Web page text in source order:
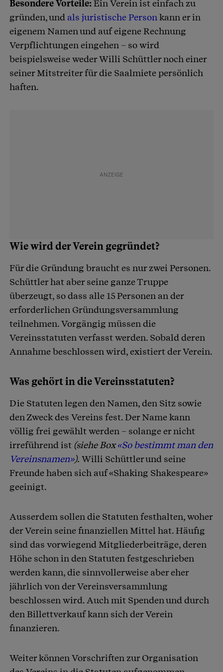
Besondere Vorteile:Ein Verein ist einfach zu
gründen, und als juristische Personkann er in
eigenem Namen und auf eigene Rechnung
Verpflichtungen eingehen – so wird
beispielsweise weder Willi Schüttler noch einer
seiner Mitstreiter für die Saalmiete persönlich
haften.
Wie wird der Verein gegründet?
Für die Gründung braucht es nur zwei Personen.
Schüttler hat aber seine ganze Truppe
überzeugt, so dass alle 15 Personen an der
erforderlichen Gründungsversammlung
teilnehmen. Vorgängig müssen die
Vereinsstatuten verfasst werden. Sobald deren
Annahme beschlossen wird, existiert der Verein.
Was gehört in die Vereinsstatuten?
Die Statuten legen den Namen, den Sitz sowie
den Zweck des Vereins fest. Der Name kann
völlig frei gewählt werden – solange er nicht
irreführend ist (siehe Box«So bestimmt man den
Vereinsnamen»). Willi Schüttler und seine
Freunde haben sich auf «Shaking Shakespeare»
geeinigt.
Ausserdem sollen die Statuten festhalten, woher
der Verein seine finanziellen Mittel hat. Häufig
sind das vorwiegend Mitgliederbeiträge, deren
Höhe schon in den Statuten festgeschrieben
werden kann, die sinnvollerweise aber eher
jährlich von der Vereinsversammlung
beschlossen wird. Auch mit Spenden und durch
den Billettverkauf kann sich der Verein
finanzieren.
Weiter können Vorschriften zur Organisation